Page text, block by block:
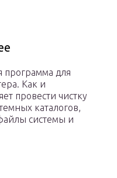
программа для
Как и
провести чистку
каталогов,
системы и